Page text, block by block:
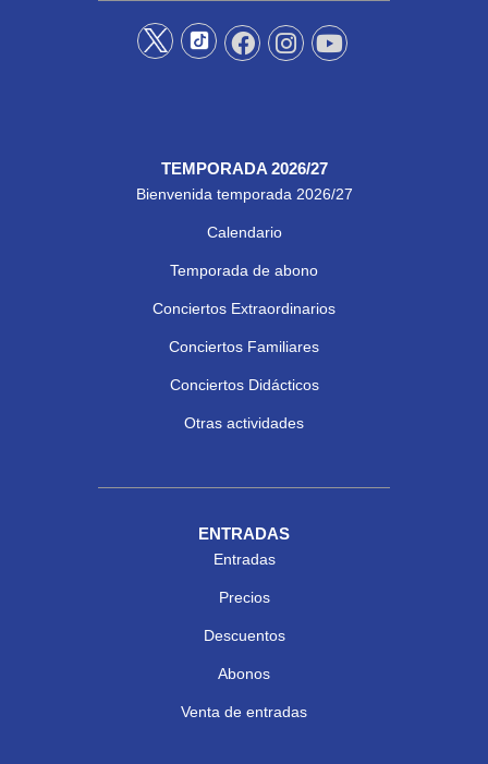
TEMPORADA 2026/27
Bienvenida temporada 2026/27
Calendario
Temporada de abono
Conciertos Extraordinarios
Conciertos Familiares
Conciertos Didácticos
Otras actividades
ENTRADAS
Entradas
Precios
Descuentos
Abonos
Venta de entradas